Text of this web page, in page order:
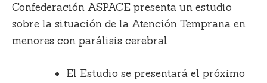
Confederación ASPACE presenta un estudio
sobre la situación de la Atención Temprana en
menores con parálisis cerebral
El Estudio se presentará el próximo